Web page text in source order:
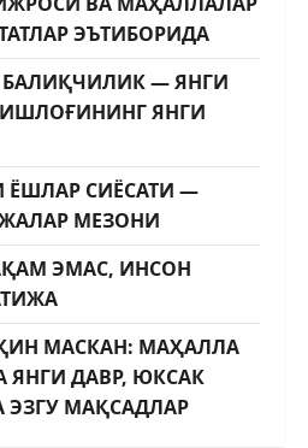
ЭЪТИБОРИДА
— ЯНГИ
ЯНГИ
СИЁСАТИ —
МЕЗОНИ
ЭМАС, ИНСОН
МАСКАН: МАҲАЛЛА
ДАВР, ЮКСАК
ЭЗГУ МАҚСАДЛАР